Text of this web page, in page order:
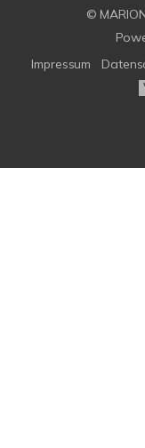
©
Impressum